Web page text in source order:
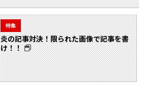
特集
炎の記事対決！限られた画像で記事を書
け！！